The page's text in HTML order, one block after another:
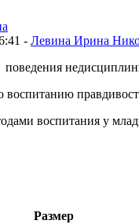
- Левина Ирина
воспитанию
воспитания у
Размер